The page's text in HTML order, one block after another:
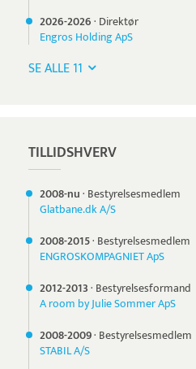
2026-2026· Direktør
Engros Holding ApS
SE ALLE 11
TILLIDSHVERV
2008-nu· Bestyrelsesmedlem
Glatbane.dk A/S
2008-2015· Bestyrelsesmedlem
ENGROSKOMPAGNIET ApS
2012-2013· Bestyrelsesformand
A room by Julie Sommer ApS
2008-2009· Bestyrelsesmedlem
STABIL A/S